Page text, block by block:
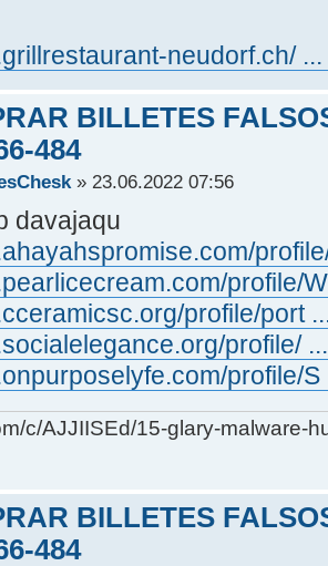
neudorf.ch/
BILLETES
484
» 23.06.2022 07:56
davajaqu
profile/
profile/port
profile/
profile/S
c/AJJIISEd/15-glary-malware-
BILLETES
484